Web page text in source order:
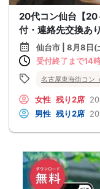
20代コン仙台【
付・連絡先交換あ
仙台市 | 8月8日(
受付終了まで14
名古屋東海街コン
女性 残り2席
男性 残り2席